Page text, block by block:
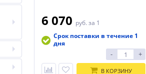
6 070 руб. за 1
Срок поставки в течение 1
дня
- +
В КОРЗИНУ